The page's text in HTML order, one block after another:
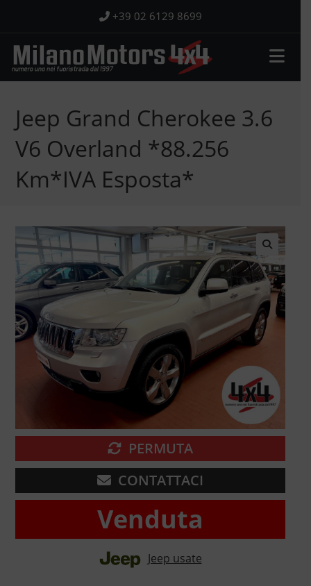
contenuto
+39 02 6129 8699
Jeep Grand Cherokee 3.6
V6 Overland *88.256
Km*IVA Esposta*
🔍
PERMUTA
CONTATTACI
Venduta
Jeep usate